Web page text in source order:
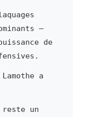
—
de
a
un